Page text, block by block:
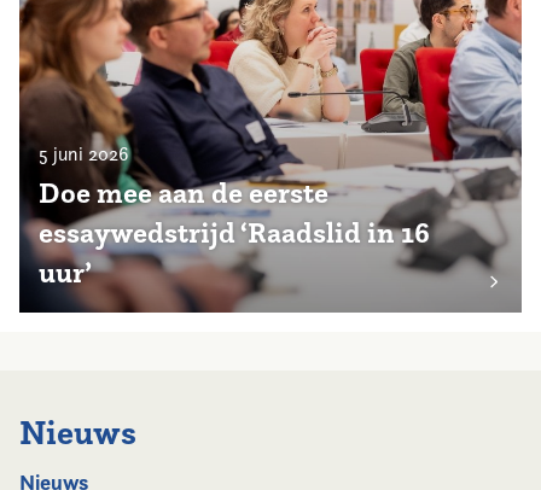
5 juni 2026
Doe mee aan de eerste
essaywedstrijd ‘Raadslid in 16
uur’
Nieuws
Nieuws